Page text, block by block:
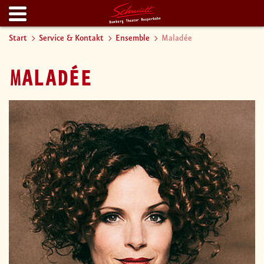
Start Service & Kontakt Ensemble Maladée
MALADÉE